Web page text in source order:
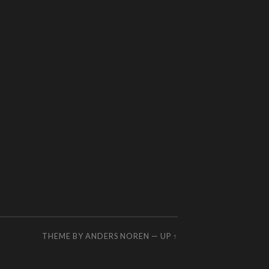
THEME BY ANDERS NOREN — UP ↑